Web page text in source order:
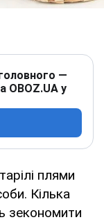
—
OBOZ.UA у
плями
Кілька
зекономити